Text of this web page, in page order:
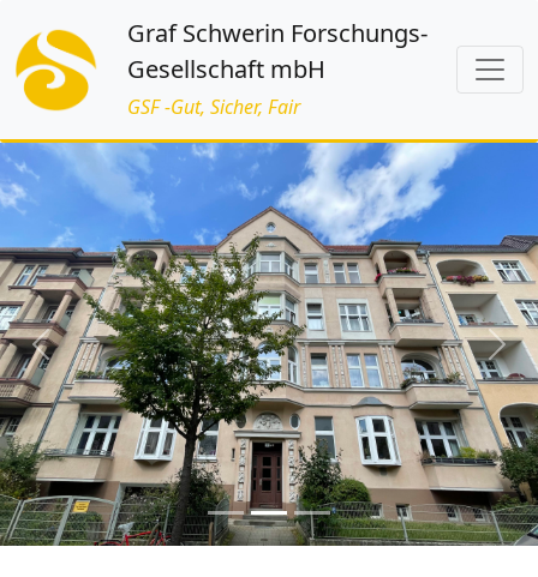
Graf Schwerin Forschungs-
Gesellschaft mbH
GSF -Gut, Sicher, Fair
Previous Next